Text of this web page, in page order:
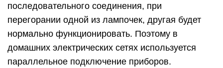
последовательного соединения, при
перегорании одной из лампочек, другая будет
нормально функционировать. Поэтому в
домашних электрических сетях используется
параллельное подключение приборов.